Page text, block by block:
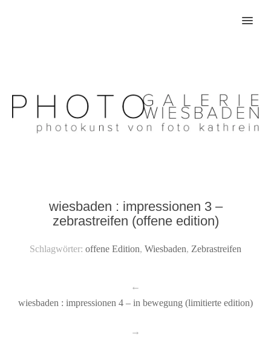
MENU
wiesbaden : impressionen 3 –
zebrastreifen (offene edition)
Schlagwörter: offene Edition, Wiesbaden, Zebrastreifen
←
wiesbaden : impressionen 4 – in bewegung (limitierte edition)
→